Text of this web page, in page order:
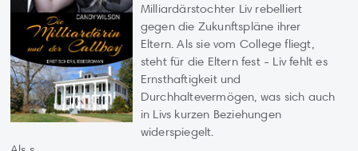
Milliardärstochter Liv rebelliert
gegen die Zukunftspläne ihrer
Eltern. Als sie vom College fliegt,
steht für die Eltern fest - Liv fehlt es
Ernsthaftigkeit und
Durchhaltevermögen, was sich auch
in Livs kurzen Beziehungen
widerspiegelt.